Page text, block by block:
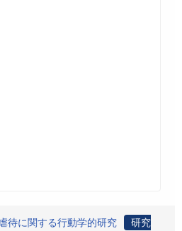
待に関する行動学的研究
研究